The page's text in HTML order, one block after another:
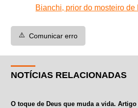
Bianchi, prior do mosteiro de
⚠️ Comunicar erro
NOTÍCIAS RELACIONADAS
O toque de Deus que muda a vida.